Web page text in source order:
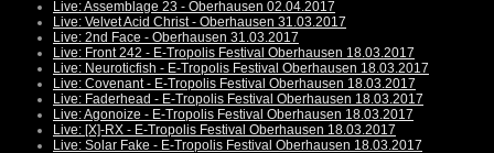
Live: Assemblage 23 - Oberhausen 02.04.2017
Live: Velvet Acid Christ - Oberhausen 31.03.2017
Live: 2nd Face - Oberhausen 31.03.2017
Live: Front 242 - E-Tropolis Festival Oberhausen 18.03.2017
Live: Neuroticfish - E-Tropolis Festival Oberhausen 18.03.2017
Live: Covenant - E-Tropolis Festival Oberhausen 18.03.2017
Live: Faderhead - E-Tropolis Festival Oberhausen 18.03.2017
Live: Agonoize - E-Tropolis Festival Oberhausen 18.03.2017
Live: [X]-RX - E-Tropolis Festival Oberhausen 18.03.2017
Live: Solar Fake - E-Tropolis Festival Oberhausen 18.03.2017